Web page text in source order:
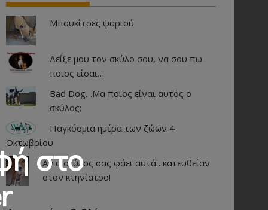
Μπουκίτσες ψαριού
Δείξε μου τον σκύλο σου, να σου πω
ποιος είσαι…
Bad Dog…Μα ποιος είναι αυτός ο
σκύλος;
Παγκόσμια ημέρα των ζώων 4
Οκτωβρίου
Αν ο σκύλος σας φάει αυτά…κατευθείαν
στον κτηνίατρο!
στο